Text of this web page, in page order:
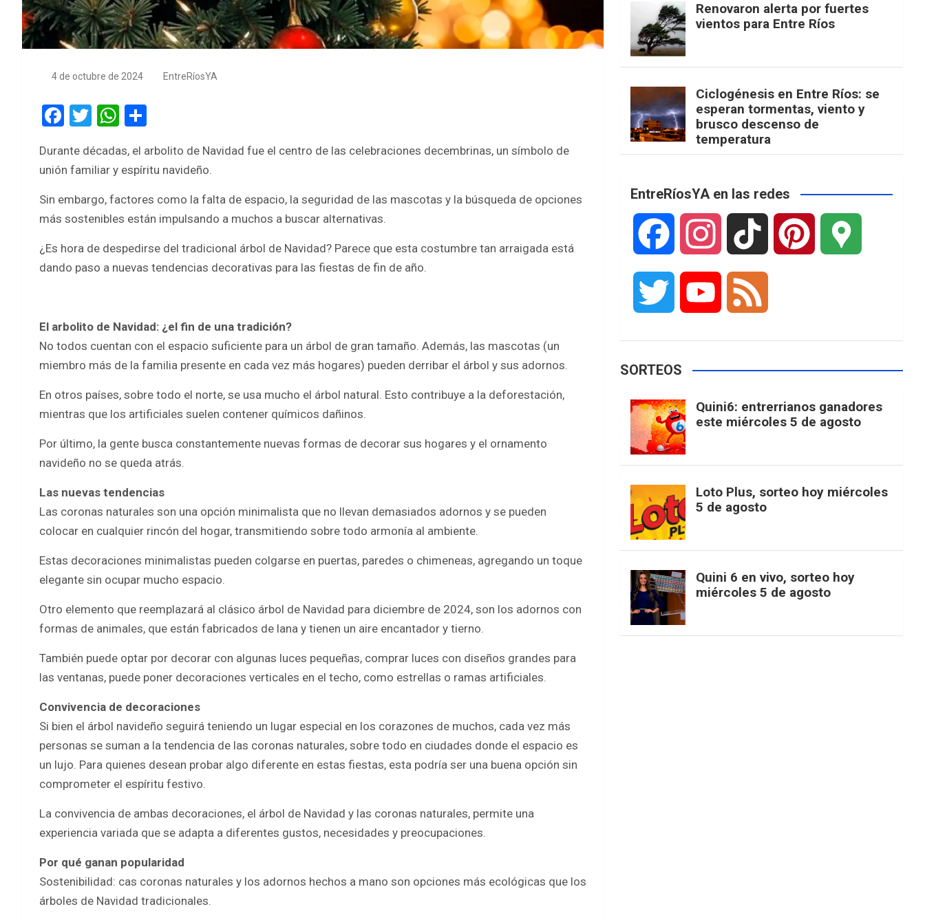
4 de octubre de 2024 EntreRíosYA
F
ce
b
o
o
k
T
tt
er
W
at
s
A
p
p
ar
e
Durante décadas, el arbolito de Navidad fue el centro de las celebraciones decembrinas, un símbolo de
unión familiar y espíritu navideño.
Sin embargo, factores como la falta de espacio, la seguridad de las mascotas y la búsqueda de opciones
más sostenibles están impulsando a muchos a buscar alternativas.
¿Es hora de despedirse del tradicional árbol de Navidad? Parece que esta costumbre tan arraigada está
dando paso a nuevas tendencias decorativas para las fiestas de fin de año.
El arbolito de Navidad: ¿el fin de una tradición?
No todos cuentan con el espacio suficiente para un árbol de gran tamaño. Además, las mascotas (un
miembro más de la familia presente en cada vez más hogares) pueden derribar el árbol y sus adornos.
En otros países, sobre todo el norte, se usa mucho el árbol natural. Esto contribuye a la deforestación,
mientras que los artificiales suelen contener químicos dañinos.
Por último, la gente busca constantemente nuevas formas de decorar sus hogares y el ornamento
navideño no se queda atrás.
Las nuevas tendencias
Las coronas naturales son una opción minimalista que no llevan demasiados adornos y se pueden
colocar en cualquier rincón del hogar, transmitiendo sobre todo armonía al ambiente.
Estas decoraciones minimalistas pueden colgarse en puertas, paredes o chimeneas, agregando un toque
elegante sin ocupar mucho espacio.
Otro elemento que reemplazará al clásico árbol de Navidad para diciembre de 2024, son los adornos con
formas de animales, que están fabricados de lana y tienen un aire encantador y tierno.
También puede optar por decorar con algunas luces pequeñas, comprar luces con diseños grandes para
las ventanas, puede poner decoraciones verticales en el techo, como estrellas o ramas artificiales.
Convivencia de decoraciones
Si bien el árbol navideño seguirá teniendo un lugar especial en los corazones de muchos, cada vez más
personas se suman a la tendencia de las coronas naturales, sobre todo en ciudades donde el espacio es
un lujo. Para quienes desean probar algo diferente en estas fiestas, esta podría ser una buena opción sin
comprometer el espíritu festivo.
La convivencia de ambas decoraciones, el árbol de Navidad y las coronas naturales, permite una
experiencia variada que se adapta a diferentes gustos, necesidades y preocupaciones.
Por qué ganan popularidad
Sostenibilidad: cas coronas naturales y los adornos hechos a mano son opciones más ecológicas que los
árboles de Navidad tradicionales.
Renovaron alerta por fuertes
vientos para Entre Ríos
Ciclogénesis en Entre Ríos: se
esperan tormentas, viento y
brusco descenso de
temperatura
EntreRíosYA en las redes
a
b
o
k
n
a
i
t
t
e
r
u
b
e
d
SORTEOS
Quini6: entrerrianos ganadores
este miércoles 5 de agosto
Loto Plus, sorteo hoy miércoles
5 de agosto
Quini 6 en vivo, sorteo hoy
miércoles 5 de agosto